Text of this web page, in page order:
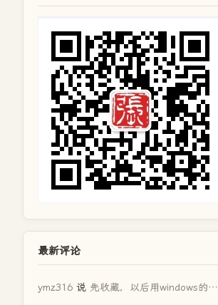
最新评论
ymz316 说 先收藏，以后用windows的…